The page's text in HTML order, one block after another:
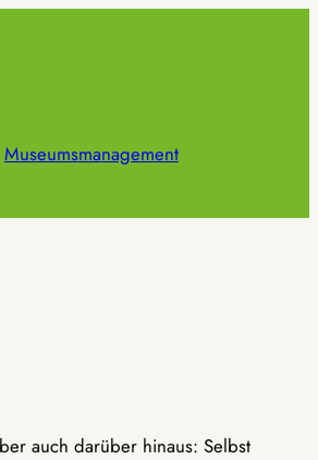
Museumsmanagement
auch darüber hinaus: Selbst